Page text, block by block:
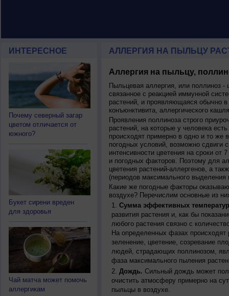
ИНТЕРЕСНОЕ
Почему северный загар
цветом отличается от
южного?
Букет сирени вреден
для здоровья
Чай матча может помочь
аллергикам
АЛЛЕРГИЯ НА ПЫЛЬЦУ
Аллергия на пыльцу,
Пыльцевая аллергия, или поллиноз -
связанное с реакцией иммунной
растений, и проявляющаяся обычно
конъюнктивита, аллергического
Проявления поллиноза строго
растений, на которые у человека
происходят примерно в одно и то же
погодных условий, возможно сдвиги
интенсивности цветения на сроки от
и погодных факторов. Поэтому для
цветения растений-аллергенов, а
(периодов максимального
Какие же погодные факторы
воздухе? Перечислим основные из
Сумма эффективных
развития растения и, как бы
любого растения связно с
На определенных фазах происходят
зеленение, цветение, созревание
людей, страдающих поллинозом,
фаза максимального пыления
Дождь. Сильный дождь может
очистить атмосферу примерно на
пыльцы в воздухе.